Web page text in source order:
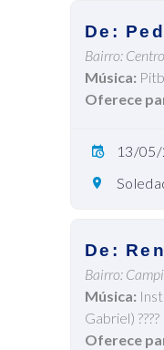
De:
Bairro: Centro
Música:
Oferece
13/
De:
Bairro:
Música:
Gabriel) ????
Oferece